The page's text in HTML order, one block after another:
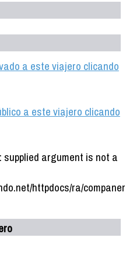
a este viajero clicando
a este viajero clicando
argument is not a
httpdocs/ra/